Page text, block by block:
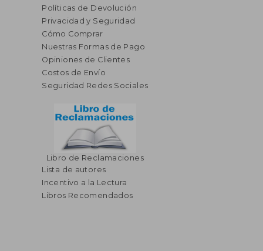
Políticas de Devolución
Privacidad y Seguridad
Cómo Comprar
Nuestras Formas de Pago
Opiniones de Clientes
Costos de Envío
Seguridad Redes Sociales
Libro de Reclamaciones
Lista de autores
Incentivo a la Lectura
Libros Recomendados